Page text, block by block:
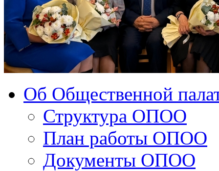
Об Общественной
Структура ОПОО
План работы ОПОО
Документы ОПОО